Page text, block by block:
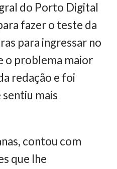
do Porto Digital
fazer o teste da
para ingressar no
o problema maior
redação e foi
sentiu mais
contou com
que lhe